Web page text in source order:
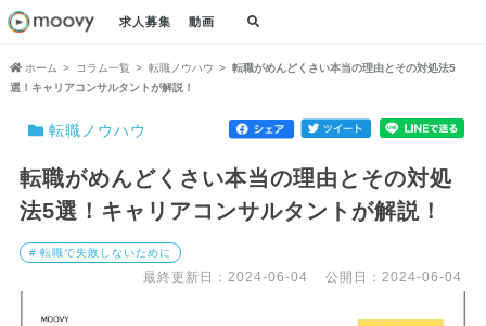
求人募集 動画
ホーム コラム一覧 転職ノウハウ
転職がめんどくさい本当の理由とその対処法5
選！キャリアコンサルタントが解説！
転職ノウハウ
転職がめんどくさい本当の理由とその対処
法5選！キャリアコンサルタントが解説！
# 転職で失敗しないために
最終更新日：2024-06-04 公開日：2024-06-04